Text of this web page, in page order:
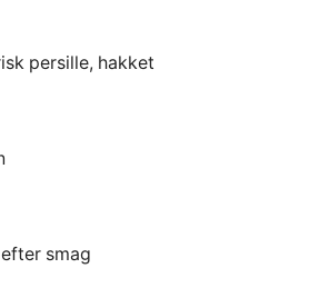
persille, hakket
smag